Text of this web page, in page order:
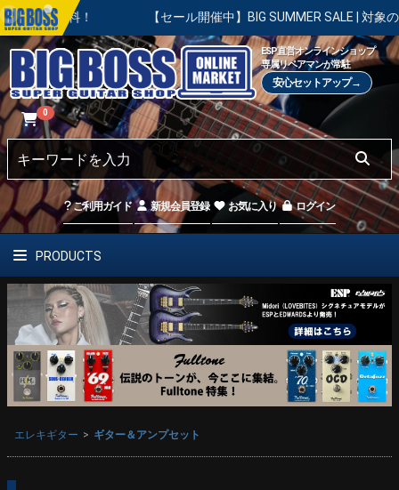
【セール開催中】BIG SUMMER SALE | 対象の商品が真夏のお祭
ESP直営オンラインショップ
専属リペアマンが常駐
安心セットアップ→
0
ご利用ガイド 新規会員登録 お気に入り ログイン
PRODUCTS
エレキギター ギター＆アンプセット